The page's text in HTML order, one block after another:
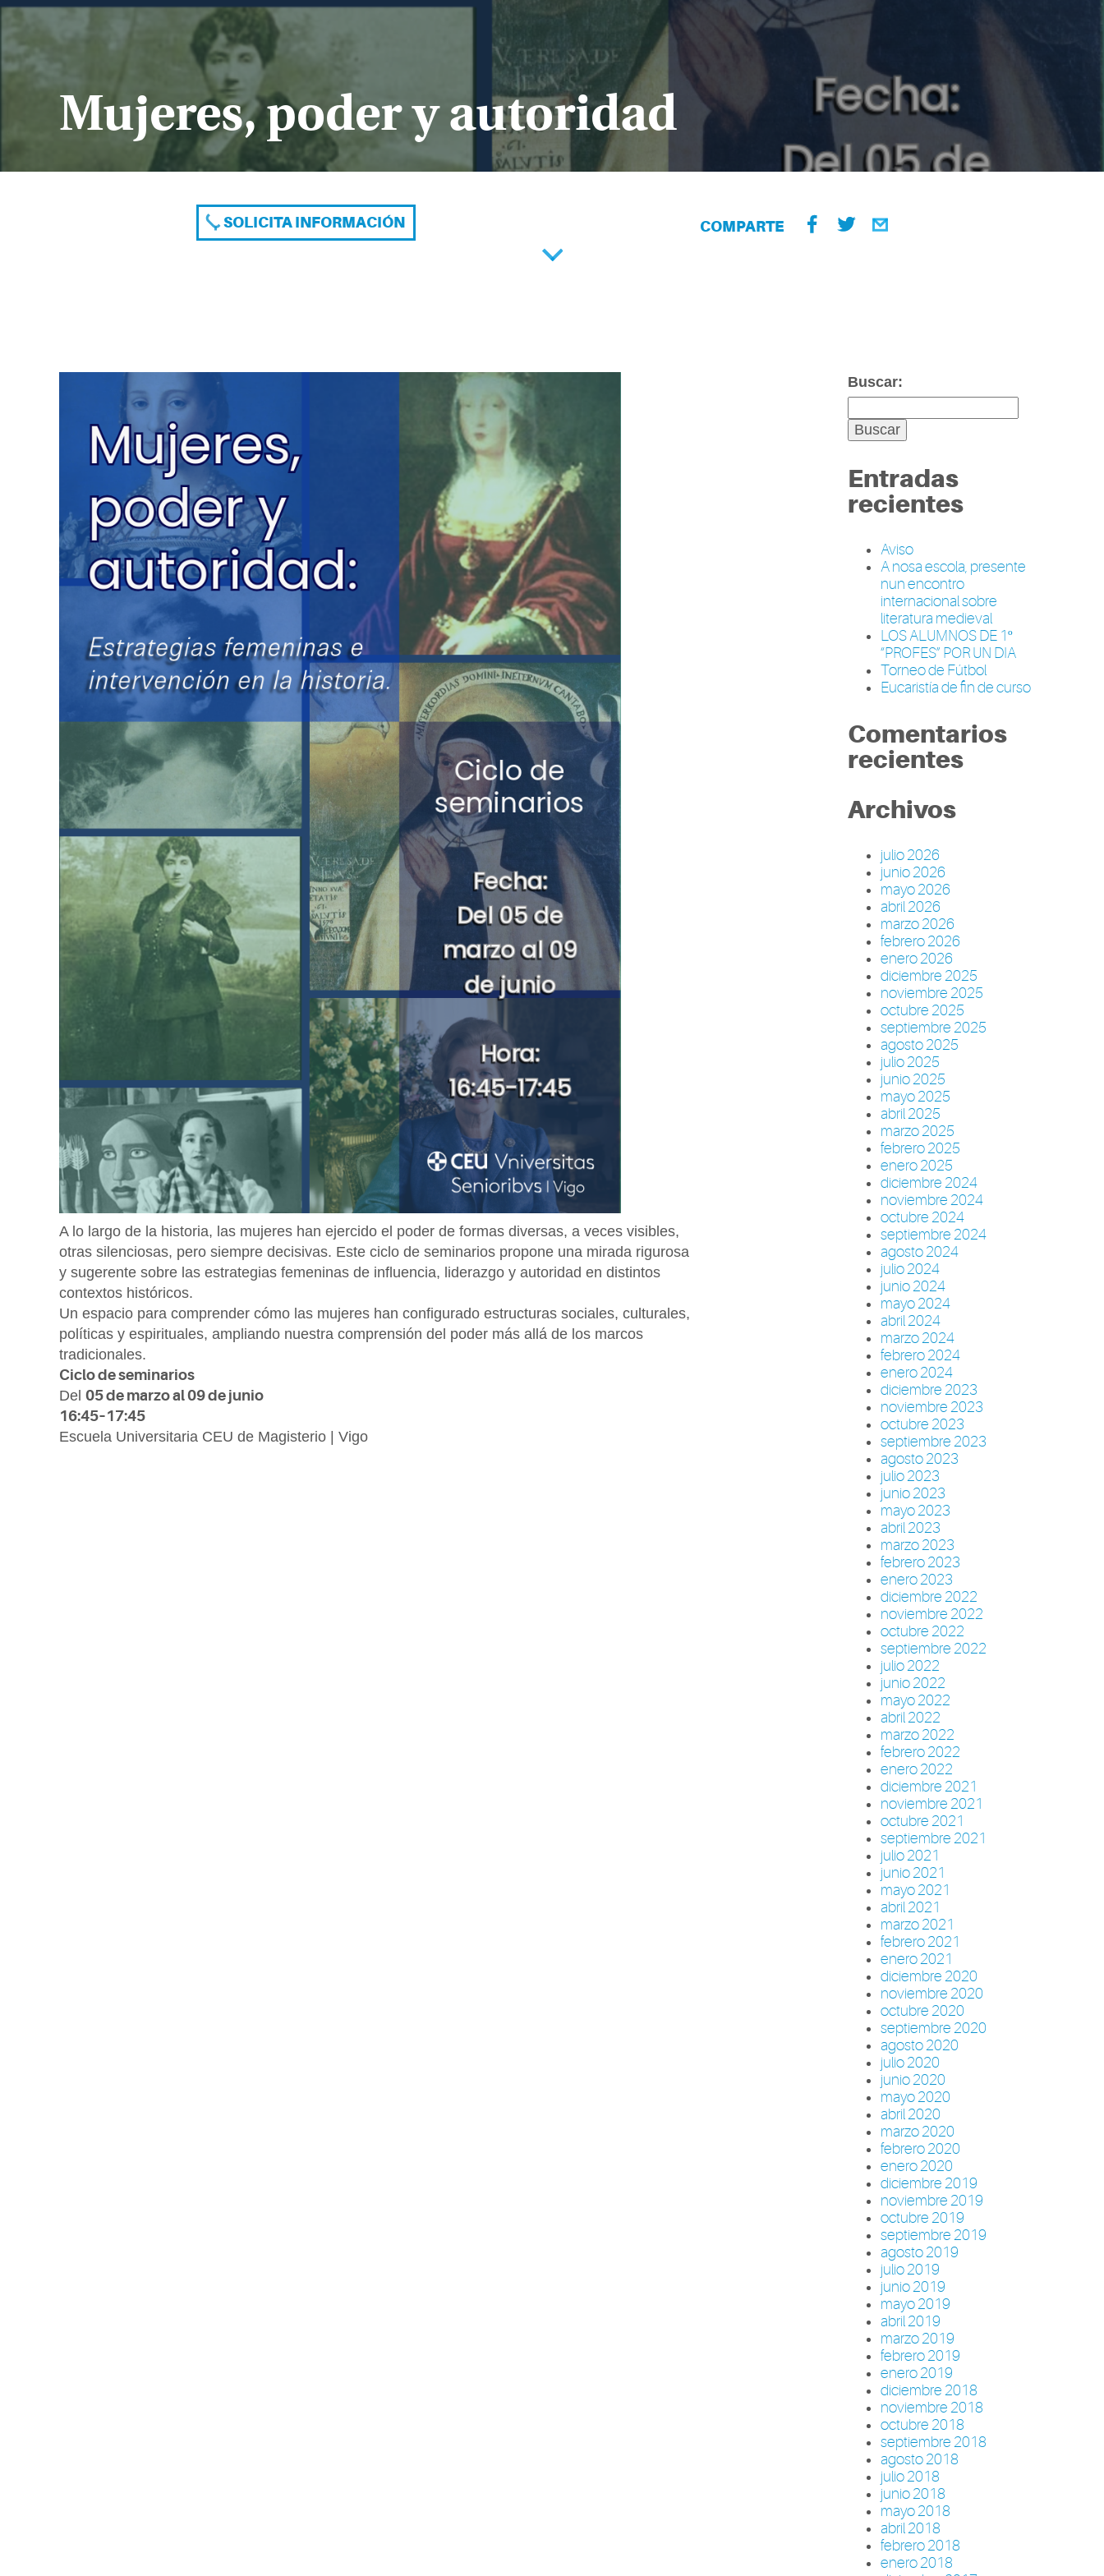
Mujeres, poder y autoridad
SOLICITA INFORMACIÓN COMPARTE
A lo largo de la historia, las mujeres han ejercido el poder de formas diversas, a veces visibles,
otras silenciosas, pero siempre decisivas. Este ciclo de seminarios propone una mirada rigurosa
y sugerente sobre las estrategias femeninas de influencia, liderazgo y autoridad en distintos
contextos históricos.
Un espacio para comprender cómo las mujeres han configurado estructuras sociales, culturales,
políticas y espirituales, ampliando nuestra comprensión del poder más allá de los marcos
tradicionales.
Ciclo de seminarios
Del 05 de marzo al 09 de junio
16:45–17:45
Escuela Universitaria CEU de Magisterio | Vigo
Buscar:
Entradas
recientes
Aviso
A nosa escola, presente
nun encontro
internacional sobre
literatura medieval
LOS ALUMNOS DE 1º
“PROFES” POR UN DIA
Torneo de Fútbol
Eucaristía de fin de curso
Comentarios
recientes
Archivos
julio 2026
junio 2026
mayo 2026
abril 2026
marzo 2026
febrero 2026
enero 2026
diciembre 2025
noviembre 2025
octubre 2025
septiembre 2025
agosto 2025
julio 2025
junio 2025
mayo 2025
abril 2025
marzo 2025
febrero 2025
enero 2025
diciembre 2024
noviembre 2024
octubre 2024
septiembre 2024
agosto 2024
julio 2024
junio 2024
mayo 2024
abril 2024
marzo 2024
febrero 2024
enero 2024
diciembre 2023
noviembre 2023
octubre 2023
septiembre 2023
agosto 2023
julio 2023
junio 2023
mayo 2023
abril 2023
marzo 2023
febrero 2023
enero 2023
diciembre 2022
noviembre 2022
octubre 2022
septiembre 2022
julio 2022
junio 2022
mayo 2022
abril 2022
marzo 2022
febrero 2022
enero 2022
diciembre 2021
noviembre 2021
octubre 2021
septiembre 2021
julio 2021
junio 2021
mayo 2021
abril 2021
marzo 2021
febrero 2021
enero 2021
diciembre 2020
noviembre 2020
octubre 2020
septiembre 2020
agosto 2020
julio 2020
junio 2020
mayo 2020
abril 2020
marzo 2020
febrero 2020
enero 2020
diciembre 2019
noviembre 2019
octubre 2019
septiembre 2019
agosto 2019
julio 2019
junio 2019
mayo 2019
abril 2019
marzo 2019
febrero 2019
enero 2019
diciembre 2018
noviembre 2018
octubre 2018
septiembre 2018
agosto 2018
julio 2018
junio 2018
mayo 2018
abril 2018
febrero 2018
enero 2018